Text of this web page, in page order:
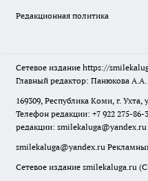
Редакционная политика
Сетевое издание https://
Главный редактор: Панюкова А.А.
169309, Республика Коми, г. Ухта,
Телефон редакции: +7 922 275-86-
редакции: smilekaluga@yandex.ru
smilekaluga@yandex.ru
Сетевое издание smilekaluga.ru